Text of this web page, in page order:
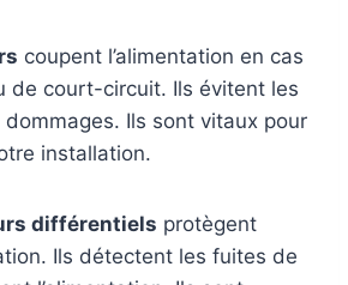
coupent l’alimentation en cas
de court-circuit. Ils évitent les
Ils sont vitaux pour
installation.
différentiels protègent
Ils détectent les fuites de